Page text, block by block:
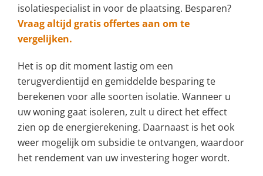
isolatiespecialist in voor de plaatsing. Besparen?
Vraag altijd gratis offertes aan om te
vergelijken.
Het is op dit moment lastig om een
terugverdientijd en gemiddelde besparing te
berekenen voor alle soorten isolatie. Wanneer u
uw woning gaat isoleren, zult u direct het effect
zien op de energierekening. Daarnaast is het ook
weer mogelijk om subsidie te ontvangen, waardoor
het rendement van uw investering hoger wordt.